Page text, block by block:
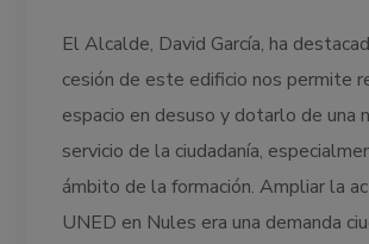
El Alcalde, David García, ha
cesión de este edificio nos permite
espacio en desuso y dotarlo de una
servicio de la ciudadanía,
ámbito de la formación. Ampliar la
UNED en Nules era una demanda